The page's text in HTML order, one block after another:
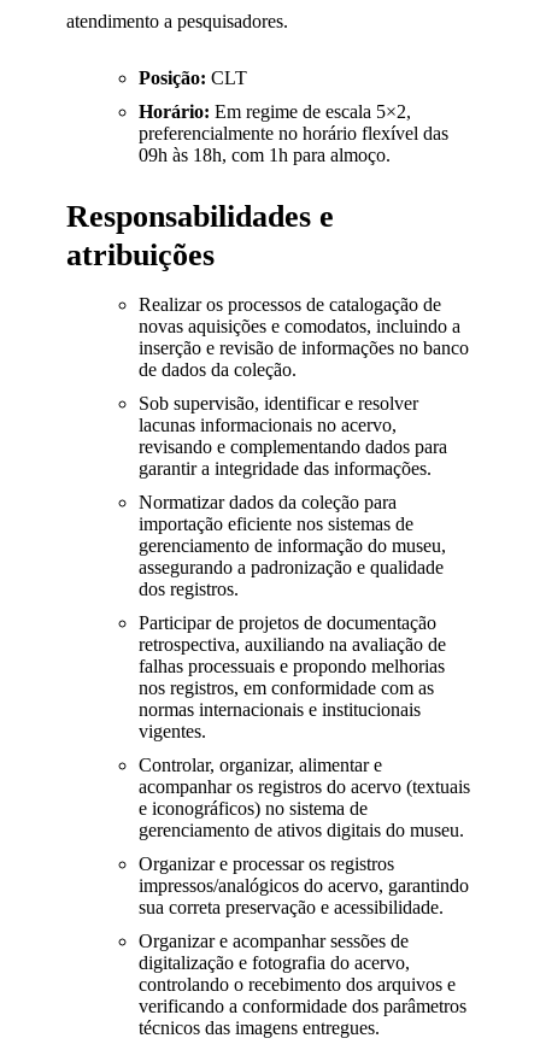
atendimento a pesquisadores.
Posição: CLT
Horário: Em regime de escala 5×2,
preferencialmente no horário flexível das
09h às 18h, com 1h para almoço.
Responsabilidades e
atribuições
Realizar os processos de catalogação de
novas aquisições e comodatos, incluindo a
inserção e revisão de informações no banco
de dados da coleção.
Sob supervisão, identificar e resolver
lacunas informacionais no acervo,
revisando e complementando dados para
garantir a integridade das informações.
Normatizar dados da coleção para
importação eficiente nos sistemas de
gerenciamento de informação do museu,
assegurando a padronização e qualidade
dos registros.
Participar de projetos de documentação
retrospectiva, auxiliando na avaliação de
falhas processuais e propondo melhorias
nos registros, em conformidade com as
normas internacionais e institucionais
vigentes.
Controlar, organizar, alimentar e
acompanhar os registros do acervo (textuais
e iconográficos) no sistema de
gerenciamento de ativos digitais do museu.
Organizar e processar os registros
impressos/analógicos do acervo, garantindo
sua correta preservação e acessibilidade.
Organizar e acompanhar sessões de
digitalização e fotografia do acervo,
controlando o recebimento dos arquivos e
verificando a conformidade dos parâmetros
técnicos das imagens entregues.